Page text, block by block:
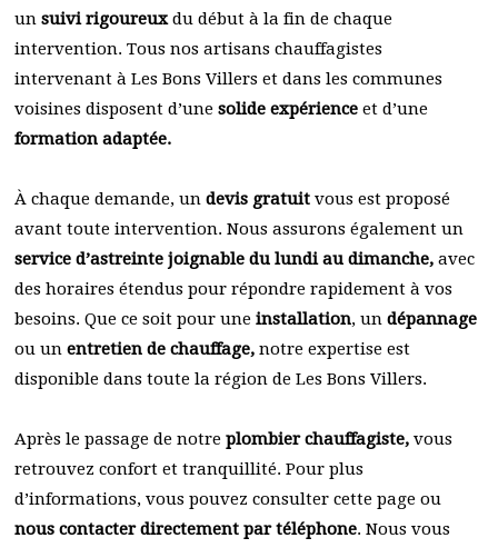
un suivi rigoureuxdu début à la fin de chaque
intervention. Tous nos artisans chauffagistes
intervenant à Les Bons Villers et dans les communes
voisines disposent d’une solide expérience et d’une
formation adaptée.
À chaque demande, un devis gratuit vous est proposé
avant toute intervention. Nous assurons également un
service d’astreinte joignable du lundi au dimanche, avec
des horaires étendus pour répondre rapidement à vos
besoins. Que ce soit pour une installation, un dépannage
ou un entretien de chauffage, notre expertise est
disponible dans toute la région de Les Bons Villers.
Après le passage de notre plombier chauffagiste, vous
retrouvez confort et tranquillité. Pour plus
d’informations, vous pouvez consulter cette page ou
nous contacter directement par téléphone. Nous vous